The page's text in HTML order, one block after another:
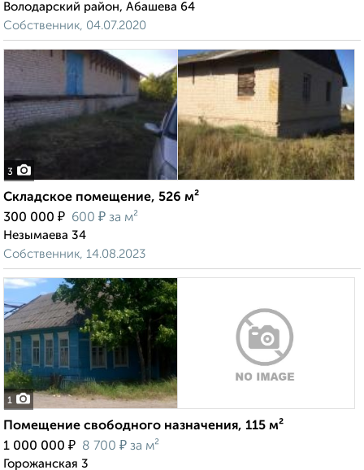
Володарский район, Абашева 64
Собственник, 04.07.2020
3
Складское помещение, 526 м²
300 000 ₽ 600 ₽ за м²
Незымаева 34
Собственник, 14.08.2023
1
Помещение свободного назначения, 115 м²
1 000 000 ₽ 8 700 ₽ за м²
Горожанская 3